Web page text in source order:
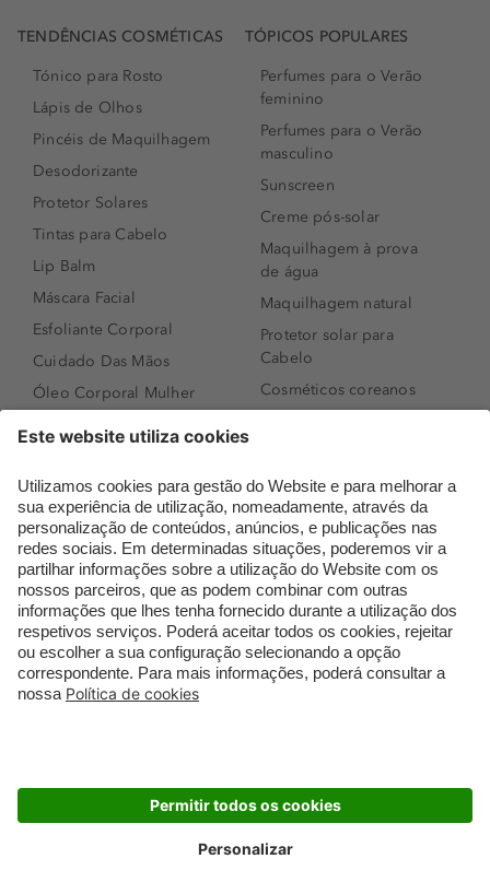
TENDÊNCIAS COSMÉTICAS
Tónico para Rosto
Lápis de Olhos
Pincéis de Maquilhagem
Desodorizante
Protetor Solares
Tintas para Cabelo
Lip Balm
Máscara Facial
Esfoliante Corporal
Cuidado Das Mãos
Óleo Corporal Mulher
Bronzer
Sérum de Rosto
Body mist & Spray
corporal
Produtos para Cabelo
Homem
Espuma de Limpeza
Facial
Dermocosmética
TÓPICOS POPULARES
Perfumes para o Verão
feminino
Perfumes para o Verão
masculino
Sunscreen
Creme pós-solar
Maquilhagem à prova
de água
Maquilhagem natural
Protetor solar para
Cabelo
Cosméticos coreanos
Perfumes árabes
Novidades
Melhores Perfumes
Femininos
TOP 10: Perfumes
Masculinos
Pestanas Postiças
Creme Rosto Homem
Embalagens Sustentáveis